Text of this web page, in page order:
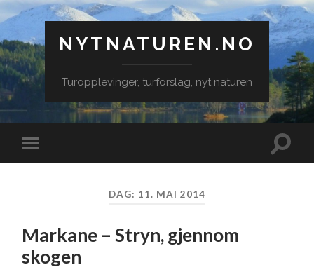
NYTNATUREN.NO
Turopplevinger, turforslag, nyt naturen
Veksle
mobilmeny
Veksle
DAG: 11. MAI 2014
Markane – Stryn, gjennom
skogen